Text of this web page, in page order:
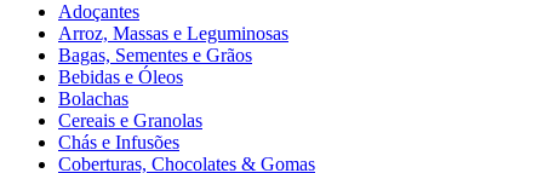
Adoçantes
Arroz, Massas e Leguminosas
Bagas, Sementes e Grãos
Bebidas e Óleos
Bolachas
Cereais e Granolas
Chás e Infusões
Coberturas, Chocolates & Gomas